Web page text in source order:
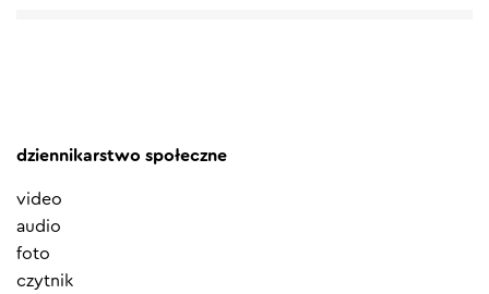
dziennikarstwo społeczne
video
audio
foto
czytnik